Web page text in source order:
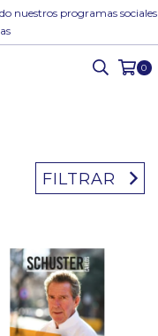
nuestros programas sociales
0
FILTRAR